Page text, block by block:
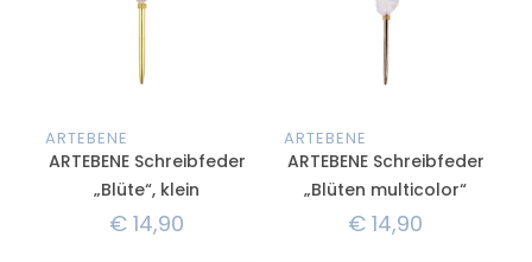
ARTEBENE
ARTEBENE Schreibfeder
„Blüte“, klein
€ 14,90
ARTEBENE
ARTEBENE Schreibfeder
„Blüten multicolor“
€ 14,90